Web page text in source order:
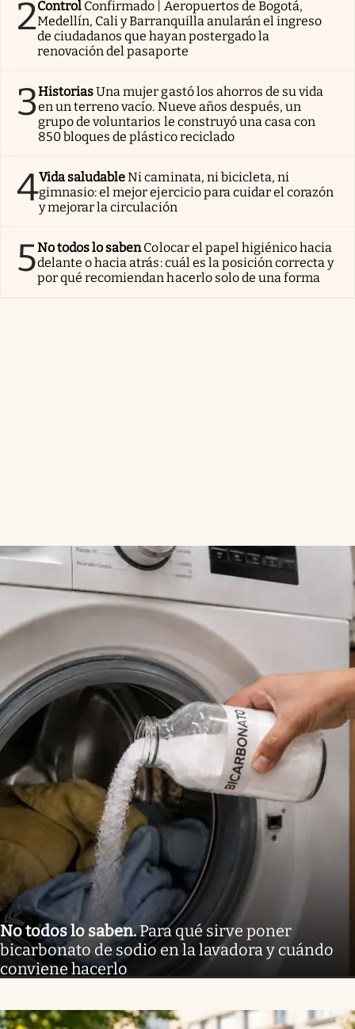
2Control Confirmado | Aeropuertos de Bogotá,
Medellín, Cali y Barranquilla anularán el ingreso
de ciudadanos que hayan postergado la
renovación del pasaporte
3HistoriasUna mujer gastó los ahorros de su vida
en un terreno vacío. Nueve años después, un
grupo de voluntarios le construyó una casa con
850 bloques de plástico reciclado
4Vida saludableNi caminata, ni bicicleta, ni
gimnasio: el mejor ejercicio para cuidar el corazón
y mejorar la circulación
5No todos lo sabenColocar el papel higiénico hacia
delante o hacia atrás: cuál es la posición correcta y
por qué recomiendan hacerlo solo de una forma
No todos lo saben.Para qué sirve poner
bicarbonato de sodio en la lavadora y cuándo
conviene hacerlo